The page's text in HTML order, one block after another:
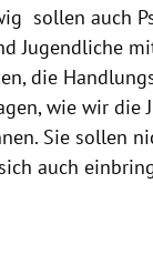
sollen auch
Jugendliche
die
wie wir die
Sie sollen
auch